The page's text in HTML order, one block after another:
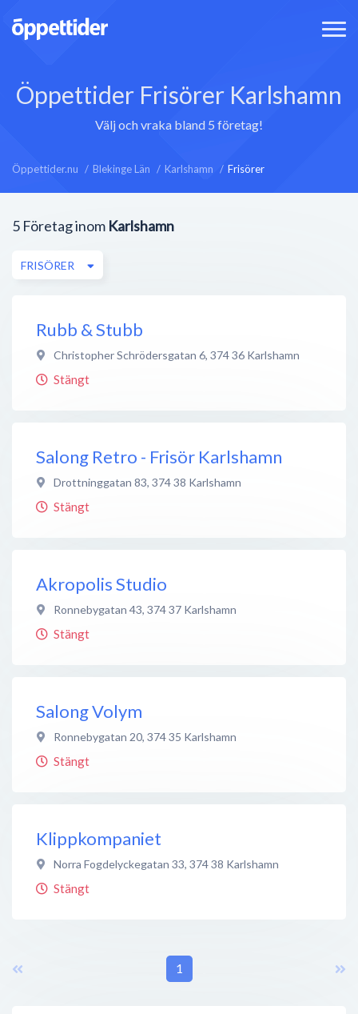
Öppettider Frisörer Karlshamn
Välj och vraka bland 5 företag!
Öppettider.nu Blekinge Län Karlshamn Frisörer
5 Företag inom Karlshamn
FRISÖRER
Rubb & Stubb
Christopher Schrödersgatan 6, 374 36 Karlshamn
Stängt
Salong Retro - Frisör Karlshamn
Drottninggatan 83, 374 38 Karlshamn
Stängt
Akropolis Studio
Ronnebygatan 43, 374 37 Karlshamn
Stängt
Salong Volym
Ronnebygatan 20, 374 35 Karlshamn
Stängt
Klippkompaniet
Norra Fogdelyckegatan 33, 374 38 Karlshamn
Stängt
1